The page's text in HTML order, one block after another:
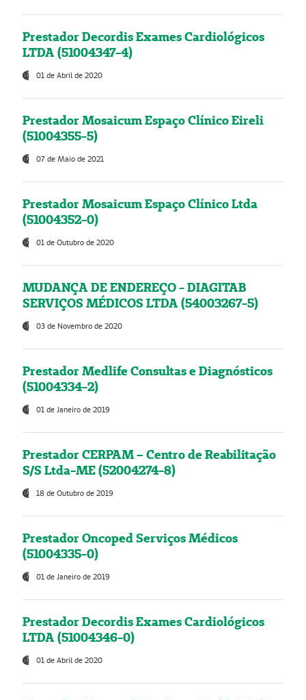
Prestador Decordis Exames Cardiológicos
LTDA (51004347-4)
01 de Abril de 2020
Prestador Mosaicum Espaço Clínico Eireli
(51004355-5)
07 de Maio de 2021
Prestador Mosaicum Espaço Clínico Ltda
(51004352-0)
01 de Outubro de 2020
MUDANÇA DE ENDEREÇO - DIAGITAB
SERVIÇOS MÉDICOS LTDA (54003267-5)
03 de Novembro de 2020
Prestador Medlife Consultas e Diagnósticos
(51004334-2)
01 de Janeiro de 2019
Prestador CERPAM – Centro de Reabilitação
S/S Ltda-ME (52004274-8)
18 de Outubro de 2019
Prestador Oncoped Serviços Médicos
(51004335-0)
01 de Janeiro de 2019
Prestador Decordis Exames Cardiológicos
LTDA (51004346-0)
01 de Abril de 2020